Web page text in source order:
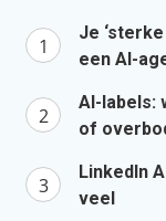
Je
een AI-
AI-labels:
of
LinkedIn
veel